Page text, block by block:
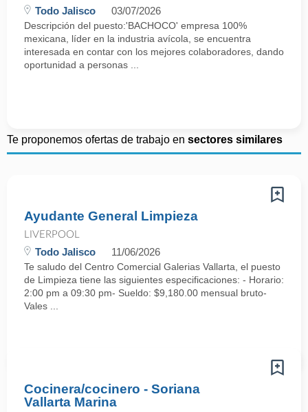
Todo Jalisco 03/07/2026
Descripción del puesto:'BACHOCO' empresa 100%
mexicana, líder en la industria avícola, se encuentra
interesada en contar con los mejores colaboradores, dando
oportunidad a personas ...
Te proponemos ofertas de trabajo en sectores similares
Ayudante General Limpieza
LIVERPOOL
Todo Jalisco 11/06/2026
Te saludo del Centro Comercial Galerias Vallarta, el puesto
de Limpieza tiene las siguientes especificaciones: - Horario:
2:00 pm a 09:30 pm- Sueldo: $9,180.00 mensual bruto-
Vales ...
Cocinera/cocinero - Soriana
Vallarta Marina